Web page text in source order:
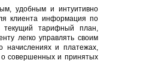
удобным и интуитивно
клиента информация по
тарифный план,
легко управлять своим
начислениях и платежах,
совершенных и принятых